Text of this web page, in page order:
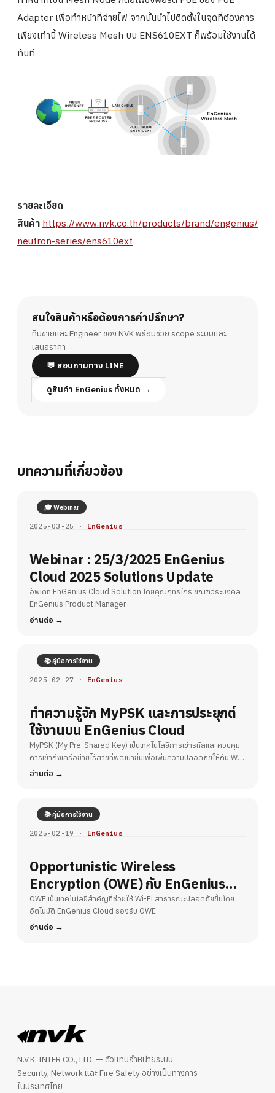
Adapter เพื่อทำหน้าที่จ่ายไฟ จากนั้นนำไปติดตั้งในจุดที่ต้องการ
เพียงเท่านี้ Wireless Mesh บน ENS610EXT ก็พร้อมใช้งานได้
ทันที
รายละเอียด
สินค้า https://www.nvk.co.th/products/brand/engenius/
neutron-series/ens610ext
สนใจสินค้าหรือต้องการคำปรึกษา?
ทีมขายและ Engineer ของ NVK พร้อมช่วย scope ระบบและ
เสนอราคา
💬 สอบถามทาง LINE
ดูสินค้า EnGenius ทั้งหมด →
บทความที่เกี่ยวข้อง
🎓 Webinar
2025-03-25 · EnGenius
Webinar : 25/3/2025 EnGenius
Cloud 2025 Solutions Update
อัพเดท EnGenius Cloud Solution โดยคุณฤทธิไกร ขัณฑวีระมงคล
EnGenius Product Manager
อ่านต่อ
📚 คู่มือการใช้งาน
2025-02-27 · EnGenius
ทำความรู้จัก MyPSK และการประยุกต์
ใช้งานบน EnGenius Cloud
MyPSK (My Pre-Shared Key) เป็นเทคโนโลยีการเข้ารหัสและควบคุม
การเข้าถึงเครือข่ายไร้สายที่พัฒนาขึ้นเพื่อเพิ่มความปลอดภัยให้กับ Wi-
Fi
อ่านต่อ
📚 คู่มือการใช้งาน
2025-02-19 · EnGenius
Opportunistic Wireless
Encryption (OWE) กับ EnGenius
Cloud – ยกระดับความปลอดภัย Wi-Fi
สาธารณะ
OWE เป็นเทคโนโลยีสำคัญที่ช่วยให้ Wi-Fi สาธารณะปลอดภัยขึ้นโดย
อัตโนมัติ EnGenius Cloud รองรับ OWE
อ่านต่อ
N.V.K. INTER CO., LTD. — ตัวแทนจำหน่ายระบบ
Security, Network และ Fire Safety อย่างเป็นทางการ
ในประเทศไทย